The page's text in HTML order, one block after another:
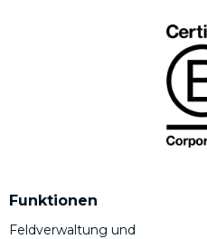
Funktionen
Feldverwaltung und